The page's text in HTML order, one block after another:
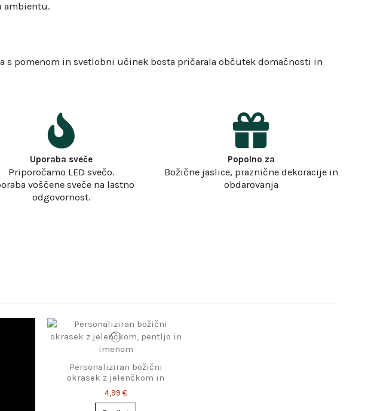
ambientu.
s pomenom in svetlobni učinek bosta pričarala občutek domačnosti in
Uporaba sveče
Priporočamo LED svečo.
voščene sveče na lastno
odgovornost.
Popolno za
Božične jaslice, praznične dekoracije in
obdarovanja
Personaliziran božični
okrasek z jelenčkom in
imenom
4,99 €